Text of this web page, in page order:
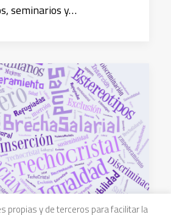
seminarios y…
propias y de terceros para facilitar la